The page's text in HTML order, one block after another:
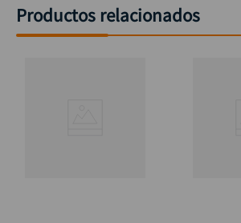
Productos relacionados